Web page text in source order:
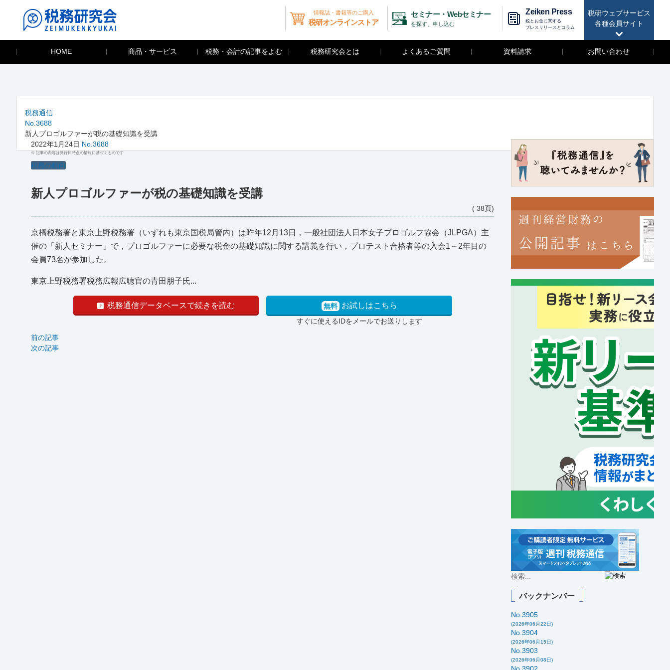
税研ウェブサービス
各種会員サイト
情報誌・書籍等のご購入
税研オンラインストア
セミナー・Webセミナー
を探す、申し込む
Zeiken Press
税とお金に関する
プレスリリースとコラム
HOME 商品・サービス 税務・会計の記事をよむ 税務研究会とは よくあるご質問 資料請求 お問い合わせ
税務通信
No.3688
新人プロゴルファーが税の基礎知識を受講
2022年1月24日 No.3688
※ 記事の内容は発行日時点の情報に基づくものです
税務の動向
新人プロゴルファーが税の基礎知識を受講
( 38頁)
京橋税務署と東京上野税務署（いずれも東京国税局管内）は昨年12月13日，一般社団法人日本女子プロゴルフ協会（JLPGA）主
催の「新人セミナー」で，プロゴルファーに必要な税金の基礎知識に関する講義を行い，プロテスト合格者等の入会1～2年目の
会員73名が参加した。
東京上野税務署税務広報広聴官の青田朋子氏...
税務通信データベースで続きを読む 無料 お試しはこちら
すぐに使えるIDをメールでお送りします
前の記事
次の記事
バックナンバー
No.3905
(2026年06月22日)
No.3904
(2026年06月15日)
No.3903
(2026年06月08日)